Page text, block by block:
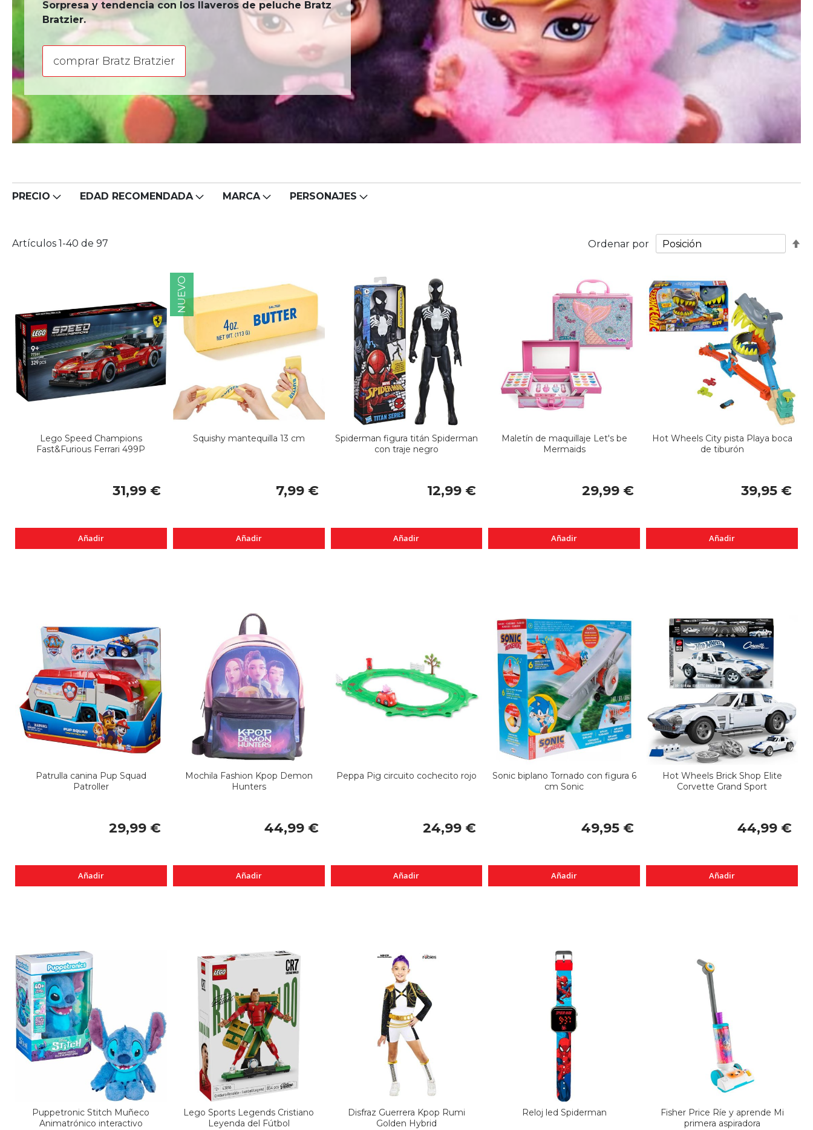
Sorpresa y tendencia con los llaveros de peluche Bratz
Bratzier.
comprar Bratz Bratzier
PRECIO EDAD RECOMENDADA MARCA PERSONAJES
Artículos 1-40 de 97 Ordenar por
Lego Speed Champions
Fast&Furious Ferrari 499P
31,99 €
Añadir
NUEVO
Squishy mantequilla 13 cm
7,99 €
Añadir
Spiderman figura titán Spiderman
con traje negro
12,99 €
Añadir
Maletín de maquillaje Let's be
Mermaids
29,99 €
Añadir
Hot Wheels City pista Playa boca
de tiburón
39,95 €
Añadir
Patrulla canina Pup Squad
Patroller
29,99 €
Añadir
Mochila Fashion Kpop Demon
Hunters
44,99 €
Añadir
Peppa Pig circuito cochecito rojo
24,99 €
Añadir
Sonic biplano Tornado con figura 6
cm Sonic
49,95 €
Añadir
Hot Wheels Brick Shop Elite
Corvette Grand Sport
44,99 €
Añadir
Puppetronic Stitch Muñeco
Animatrónico interactivo
Lego Sports Legends Cristiano
Leyenda del Fútbol
Disfraz Guerrera Kpop Rumi
Golden Hybrid
Reloj led Spiderman
Fisher Price Ríe y aprende Mi
primera aspiradora